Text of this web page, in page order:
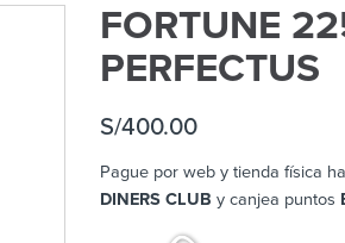
FORTUNE
PERFECTUS
S/400.00
Pague por web y tienda física
DINERS CLUB y canjea puntos